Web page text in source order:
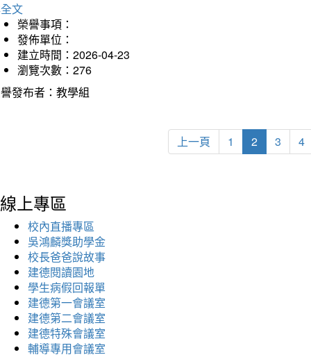
文
榮譽事項：
發佈單位：
建立時間：2026-04-23
瀏覽次數：276
發布者：教學組
上一頁 1 2 3 4
線上專區
校內直播專區
吳鴻麟獎助學金
校長爸爸說故事
建德閱讀園地
學生病假回報單
建德第一會議室
建德第二會議室
建德特殊會議室
輔導專用會議室